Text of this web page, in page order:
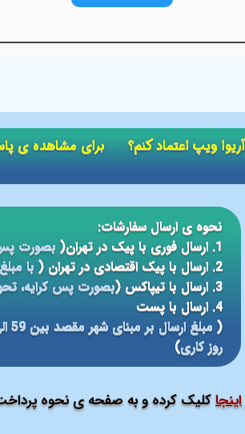
اینجاکلیک کرده و به صفحه ی نحوه پرداخت
نحوه ی ارسال سفارشات:
1. ارسال فوری با پیک در تهران(
بصورت پس
2. ارسال با پیک اقتصادی در تهران (
با مبلغ 89 هزار تومان، تحویل در بازه ی زمانی 5
3. ارسال با تیپاکس (
بصورت پس کرایه، تحویل در
4. ارسال با پست
(
روز کاری)
ویپ اعتماد کنم؟ برای مشاهده ی